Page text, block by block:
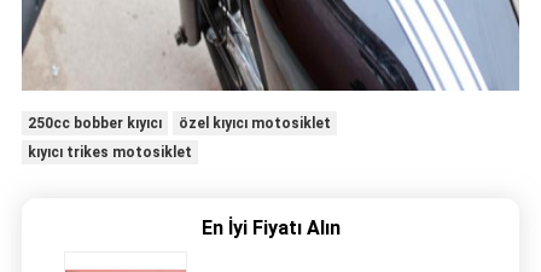
250cc bobber kıyıcı
özel kıyıcı motosiklet
kıyıcı trikes motosiklet
En İyi Fiyatı Alın